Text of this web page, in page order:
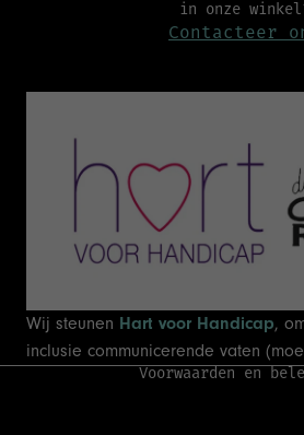
in onze
Contacteer
Wij steunen Hart voor Handicap,
inclusie communicerende vaten
Voorwaarden en
Terugbetalingsbeleid
Privacybeleid